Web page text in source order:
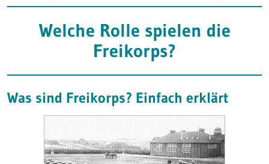
Welche Rolle spielen die
Freikorps?
Was sind Freikorps? Einfach erklärt